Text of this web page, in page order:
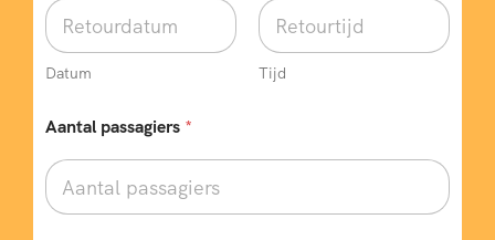
o
u
d
t
u
m
(
L
Datum Tijd
Aantal passagiers *